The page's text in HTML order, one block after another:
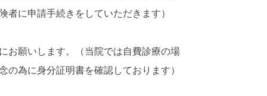
に申請手続きをしていただきます）
お願いします。（当院では自費診療の場
為に身分証明書を確認しております）